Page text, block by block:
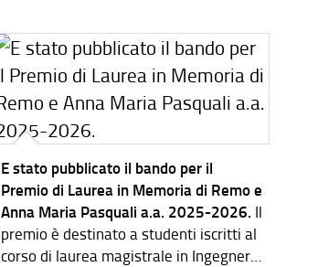
E stato pubblicato il bando per il
Premio di Laurea in Memoria di Remo e
Anna Maria Pasquali a.a. 2025-2026. Il
premio è destinato a studenti iscritti al
corso di laurea magistrale in Ingegneria